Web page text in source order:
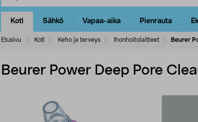
Koti Sähkö Vapaa-aika Pienrauta
Etusivu Koti Keho ja terveys Ihonhoitolaitteet Beurer
Beurer Power Deep Pore